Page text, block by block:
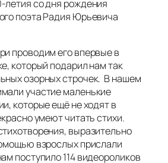
летия со дня рождения
поэта Радия Юрьевича
проводим его впервые в
который подарил нам так
озорных строчек. В нашем
участие маленькие
которые ещё не ходят в
умеют читать стихи.
выразительно
взрослых прислали
поступило 114 видеороликов